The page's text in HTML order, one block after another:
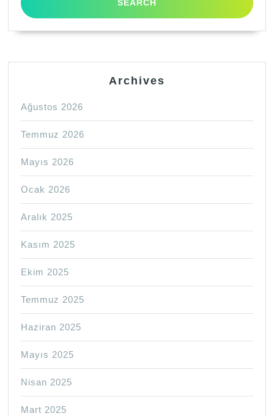
Archives
Ağustos 2026
Temmuz 2026
Mayıs 2026
Ocak 2026
Aralık 2025
Kasım 2025
Ekim 2025
Temmuz 2025
Haziran 2025
Mayıs 2025
Nisan 2025
Mart 2025